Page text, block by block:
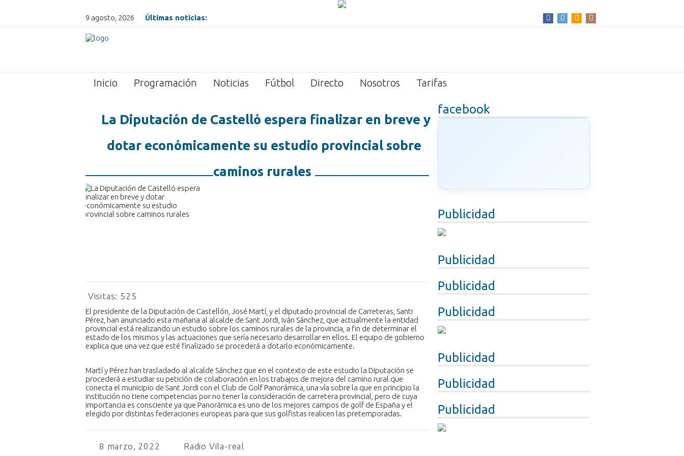
9 agosto, 2026 Últimas noticias:
Inicio Programación Noticias Fútbol Directo Nosotros Tarifas
facebook
Publicidad
Publicidad
Publicidad
Publicidad
Publicidad
Publicidad
Publicidad
La Diputación de Castelló espera finalizar en breve y
dotar económicamente su estudio provincial sobre
caminos rurales
Visitas: 525
El presidente de la Diputación de Castellón, José Martí, y el diputado provincial de Carreteras, Santi
Pérez, han anunciado esta mañana al alcalde de Sant Jordi, Iván Sánchez, que actualmente la entidad
provincial está realizando un estudio sobre los caminos rurales de la provincia, a fin de determinar el
estado de los mismos y las actuaciones que sería necesario desarrollar en ellos. El equipo de gobierno
explica que una vez que esté finalizado se procederá a dotarlo económicamente.
Martí y Pérez han trasladado al alcalde Sánchez que en el contexto de este estudio la Diputación se
procederá a estudiar su petición de colaboración en los trabajos de mejora del camino rural que
conecta el municipio de Sant Jordi con el Club de Golf Panorámica, una vía sobre la que en principio la
institución no tiene competencias por no tener la consideración de carretera provincial, pero de cuya
importancia es consciente ya que Panorámica es uno de los mejores campos de golf de España y el
elegido por distintas federaciones europeas para que sus golfistas realicen las pretemporadas.
8 marzo, 2022 Radio Vila-real